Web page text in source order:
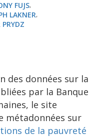
FUJS
LAKNER
PRYDZ
des données sur la
par la Banque
le site
métadonnées sur
de la pauvreté